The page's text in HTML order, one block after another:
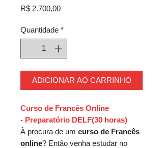
R$ 2.700,00Preço
Quantidade *
ADICIONAR AO CARRINHO
Curso de Francês Online
- Preparatório DELF(30 horas)
À procura de um curso de Francês
online? Então venha estudar no